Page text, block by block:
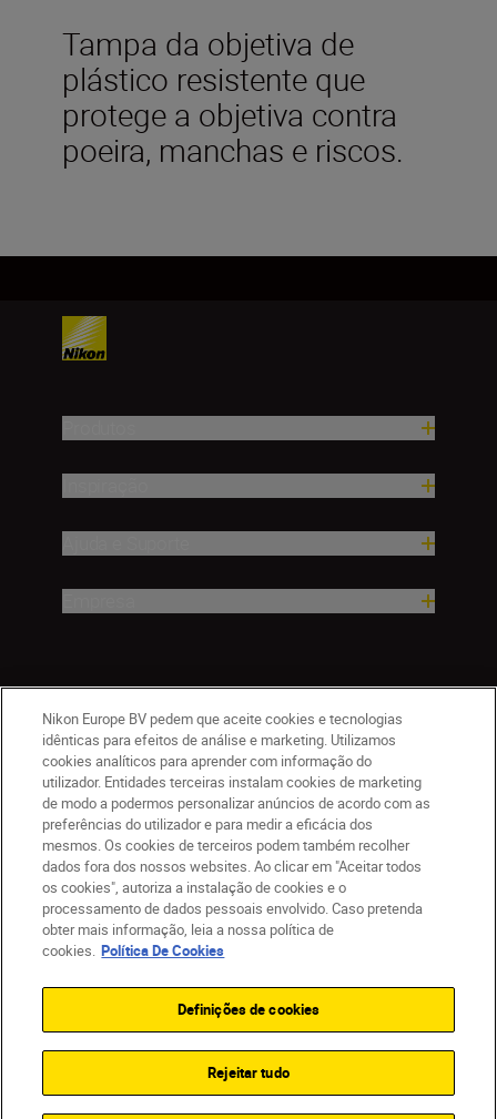
Tampa da objetiva de
plástico resistente que
protege a objetiva contra
poeira, manchas e riscos.
PT Nikon Sites
Contacte-nos
Aviso de Privacidade
Termos de utilização
Política de Cookies
Definições de Cookies
© 2026 Nikon
Back to top
Nikon Europe BV pedem que aceite cookies e tecnologias
idênticas para efeitos de análise e marketing. Utilizamos
cookies analíticos para aprender com informação do
utilizador. Entidades terceiras instalam cookies de marketing
de modo a podermos personalizar anúncios de acordo com as
preferências do utilizador e para medir a eficácia dos
mesmos. Os cookies de terceiros podem também recolher
dados fora dos nossos websites. Ao clicar em "Aceitar todos
os cookies", autoriza a instalação de cookies e o
processamento de dados pessoais envolvido. Caso pretenda
obter mais informação, leia a nossa política de
cookies. Política De Cookies
Definições de cookies
Rejeitar tudo